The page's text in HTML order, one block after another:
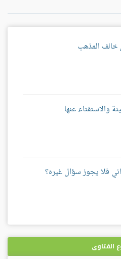
خالف المذهب
والاستفتاء عنها
فلا يجوز سؤال غيره؟
الفتاوى